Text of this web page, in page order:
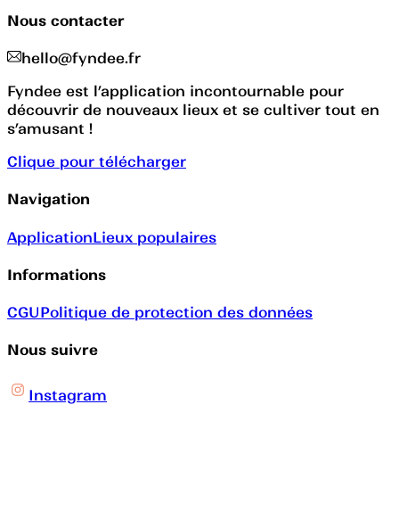
Nous contacter
hello@fyndee.fr
Fyndee est l’application incontournable pour
découvrir de nouveaux lieux et se cultiver tout en
s’amusant !
Clique pour télécharger
Navigation
ApplicationLieux populaires
Informations
CGUPolitique de protection des données
Nous suivre
Instagram